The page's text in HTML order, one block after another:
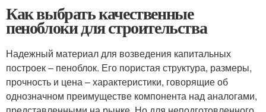
Как выбрать качественные
пеноблоки для строительства
Надежный материал для возведения капитальных
построек – пеноблок. Его пористая структура, размеры,
прочность и цена – характеристики, говорящие об
однозначном преимуществе компонента над аналогами,